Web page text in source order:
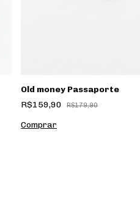
Old money Passaporte
R$159,90
R$179,90